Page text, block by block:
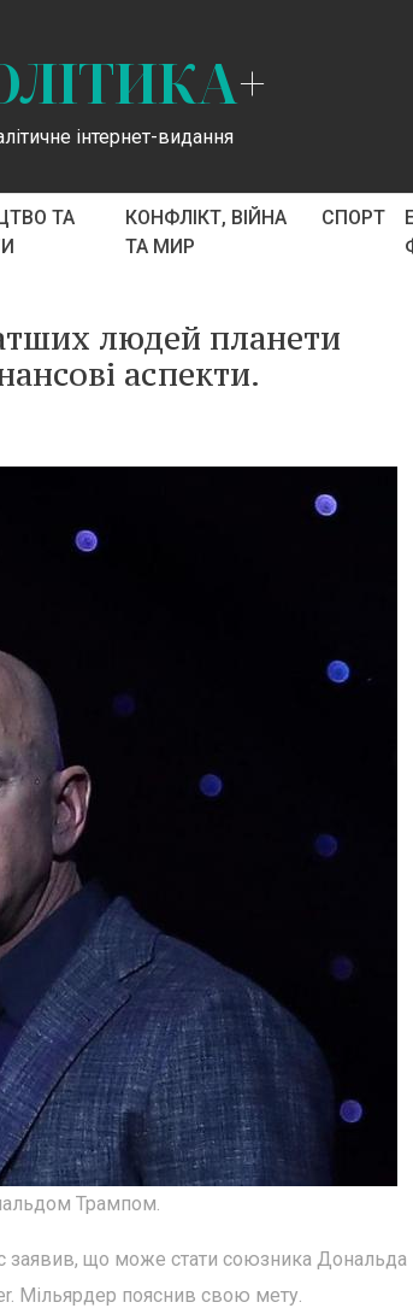
+
інтернет-видання
ТА
КОНФЛІКТ, ВІЙНА
ТА МИР
СПОРТ
людей планети
аспекти.
Трампом.
заявив, що може стати союзника Дональда
Мільярдер пояснив свою мету.